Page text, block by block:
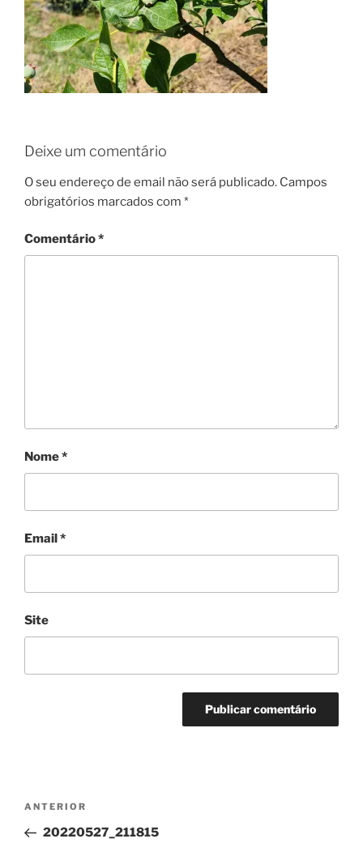
Deixe um comentário
O seu endereço de email não será publicado. Campos
obrigatórios marcados com *
Comentário*
Nome*
Email*
Site
Navegação
Conteúdo
anterior
ANTERIOR
20220527_211815